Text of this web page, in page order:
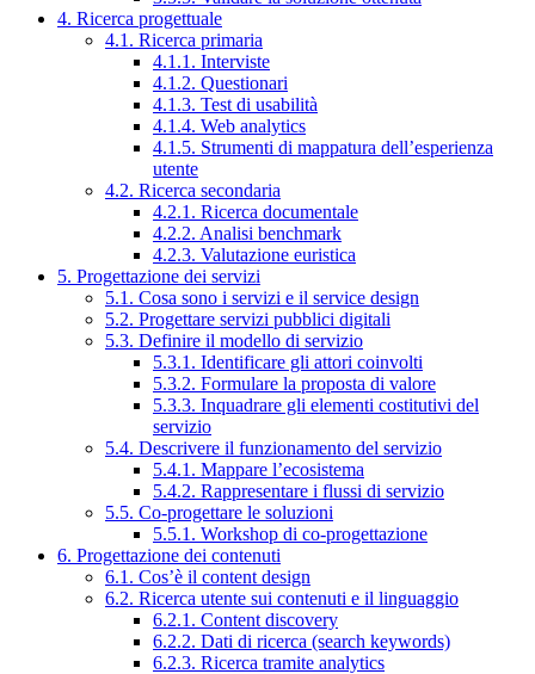
4. Ricerca progettuale
4.1. Ricerca primaria
4.1.1. Interviste
4.1.2. Questionari
4.1.3. Test di usabilità
4.1.4. Web analytics
4.1.5. Strumenti di mappatura dell’esperienza
utente
4.2. Ricerca secondaria
4.2.1. Ricerca documentale
4.2.2. Analisi benchmark
4.2.3. Valutazione euristica
5. Progettazione dei servizi
5.1. Cosa sono i servizi e il service design
5.2. Progettare servizi pubblici digitali
5.3. Definire il modello di servizio
5.3.1. Identificare gli attori coinvolti
5.3.2. Formulare la proposta di valore
5.3.3. Inquadrare gli elementi costitutivi del
servizio
5.4. Descrivere il funzionamento del servizio
5.4.1. Mappare l’ecosistema
5.4.2. Rappresentare i flussi di servizio
5.5. Co-progettare le soluzioni
5.5.1. Workshop di co-progettazione
6. Progettazione dei contenuti
6.1. Cos’è il content design
6.2. Ricerca utente sui contenuti e il linguaggio
6.2.1. Content discovery
6.2.2. Dati di ricerca (search keywords)
6.2.3. Ricerca tramite analytics